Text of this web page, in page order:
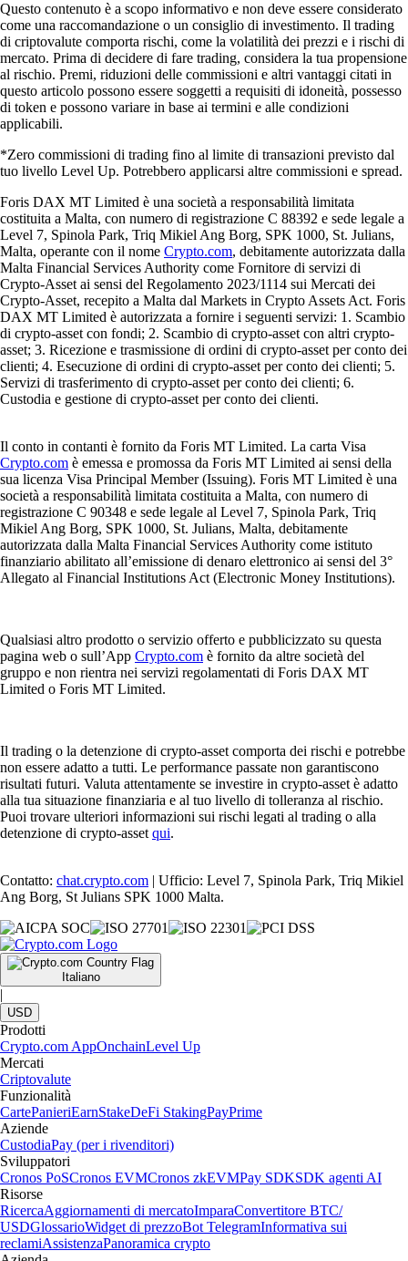
Questo contenuto è a scopo informativo e non deve essere considerato
come una raccomandazione o un consiglio di investimento. Il trading
di criptovalute comporta rischi, come la volatilità dei prezzi e i rischi di
mercato. Prima di decidere di fare trading, considera la tua propensione
al rischio. Premi, riduzioni delle commissioni e altri vantaggi citati in
questo articolo possono essere soggetti a requisiti di idoneità, possesso
di token e possono variare in base ai termini e alle condizioni
applicabili.
*Zero commissioni di trading fino al limite di transazioni previsto dal
tuo livello Level Up. Potrebbero applicarsi altre commissioni e spread.
Foris DAX MT Limited è una società a responsabilità limitata
costituita a Malta, con numero di registrazione C 88392 e sede legale a
Level 7, Spinola Park, Triq Mikiel Ang Borg, SPK 1000, St. Julians,
Malta, operante con il nome Crypto.com, debitamente autorizzata dalla
Malta Financial Services Authority come Fornitore di servizi di
Crypto-Asset ai sensi del Regolamento 2023/1114 sui Mercati dei
Crypto-Asset, recepito a Malta dal Markets in Crypto Assets Act. Foris
DAX MT Limited è autorizzata a fornire i seguenti servizi: 1. Scambio
di crypto-asset con fondi; 2. Scambio di crypto-asset con altri crypto-
asset; 3. Ricezione e trasmissione di ordini di crypto-asset per conto dei
clienti; 4. Esecuzione di ordini di crypto-asset per conto dei clienti; 5.
Servizi di trasferimento di crypto-asset per conto dei clienti; 6.
Custodia e gestione di crypto-asset per conto dei clienti.
Il conto in contanti è fornito da Foris MT Limited. La carta Visa
Crypto.com è emessa e promossa da Foris MT Limited ai sensi della
sua licenza Visa Principal Member (Issuing). Foris MT Limited è una
società a responsabilità limitata costituita a Malta, con numero di
registrazione C 90348 e sede legale al Level 7, Spinola Park, Triq
Mikiel Ang Borg, SPK 1000, St. Julians, Malta, debitamente
autorizzata dalla Malta Financial Services Authority come istituto
finanziario abilitato all’emissione di denaro elettronico ai sensi del 3°
Allegato al Financial Institutions Act (Electronic Money Institutions).
Qualsiasi altro prodotto o servizio offerto e pubblicizzato su questa
pagina web o sull’App Crypto.com è fornito da altre società del
gruppo e non rientra nei servizi regolamentati di Foris DAX MT
Limited o Foris MT Limited.
Il trading o la detenzione di crypto-asset comporta dei rischi e potrebbe
non essere adatto a tutti. Le performance passate non garantiscono
risultati futuri. Valuta attentamente se investire in crypto-asset è adatto
alla tua situazione finanziaria e al tuo livello di tolleranza al rischio.
Puoi trovare ulteriori informazioni sui rischi legati al trading o alla
detenzione di crypto-asset qui.
Contatto: chat.crypto.com | Ufficio: Level 7, Spinola Park, Triq Mikiel
Ang Borg, St Julians SPK 1000 Malta.
Italiano
|
USD
Prodotti
Crypto.com AppOnchainLevel Up
Mercati
Criptovalute
Funzionalità
CartePanieriEarnStakeDeFi StakingPayPrime
Aziende
CustodiaPay (per i rivenditori)
Sviluppatori
Cronos PoSCronos EVMCronos zkEVMPay SDKSDK agenti AI
Risorse
RicercaAggiornamenti di mercatoImparaConvertitore BTC/
USDGlossarioWidget di prezzoBot TelegramInformativa sui
reclamiAssistenzaPanoramica crypto